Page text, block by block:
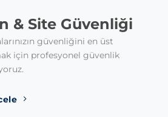
& Site Güvenliği
güvenliğini en üst
için profesyonel güvenlik